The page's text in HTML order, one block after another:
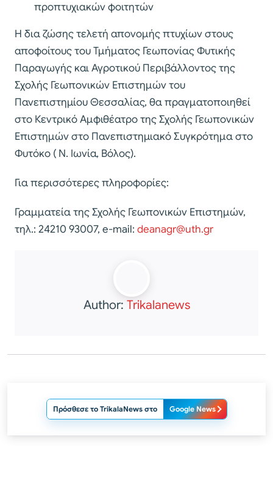
προπτυχιακών φοιτητών
Η δια ζώσης τελετή απονομής πτυχίων στους
αποφοίτους του Τμήματος Γεωπονίας Φυτικής
Παραγωγής και Αγροτικού Περιβάλλοντος της
Σχολής Γεωπονικών Επιστημών του
Πανεπιστημίου Θεσσαλίας, θα πραγματοποιηθεί
στο Κεντρικό Αμφιθέατρο της Σχολής Γεωπονικών
Επιστημών στο Πανεπιστημιακό Συγκρότημα στο
Φυτόκο ( Ν. Ιωνία, Βόλος).
Για περισσότερες πληροφορίες:
Γραμματεία της Σχολής Γεωπονικών Επιστημών,
τηλ.: 24210 93007, e-mail: deanagr@uth.gr
Author: Trikalanews
Πρόσθεσε το TrikalaNews στο Google News